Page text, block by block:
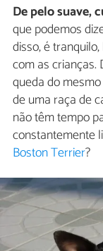
De pelo suave,
que podemos
disso, é
com as crianças.
queda do
de uma raça de
não têm tempo
constantemente
Boston Terrier?